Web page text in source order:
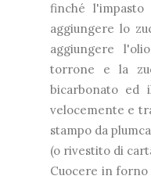
finché l'impasto
aggiungere lo
aggiungere
torrone e la
bicarbonato ed
velocemente e
stampo da
(o rivestito di
Cuocere in forno